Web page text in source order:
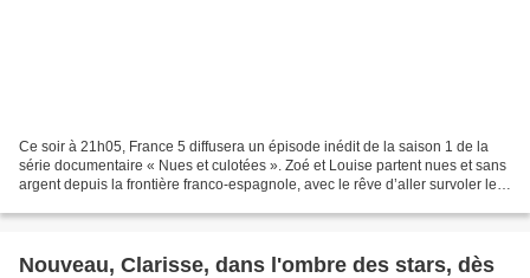
Ce soir à 21h05, France 5 diffusera un épisode inédit de la saison 1 de la
série documentaire « Nues et culotées ». Zoé et Louise partent nues et sans
argent depuis la frontière franco-espagnole, avec le rêve d’aller survoler le
Nouveau, Clarisse, dans l'ombre des stars, dès